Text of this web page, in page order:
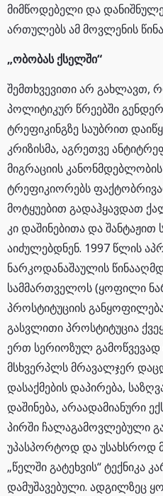
მიმწოდებელი და
ართულებს ამ მოვლენის
„ობობას ქსელში“
შემთხვევითი არ გახლავთ,
პოლიტიკურ წრეებში
ტრეფიკინგზე საუბრით
კრიზისმა, აგრეთვე
მიგრაციის
ტრეფიკიორებს
მოტყუებით გადაჰყავდათ
კი დაშინებითა და
აიძულებდნენ. 1997 წლის
ნარკოდანაშაულის
სამმართველოს (ყოფილი
პროსტიტუციის
გასვლითი პროსტიტუცია
ერთ სერიოზულ გამოწვევად
მსხვერპლს მრავალჯერ
დასაქმების დაპირება,
დაშინება, არაადამიანური
პირში ჩალაგამოვლებული
უპასპორტოდ და უსახსროდ
„წელში გატეხვის“ ტექნიკა
დამუშავებული. ადგილზეც